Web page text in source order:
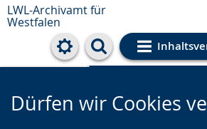
LWL-Archivamt für
Westfalen
Cookie-
Dürfen wir Cookies